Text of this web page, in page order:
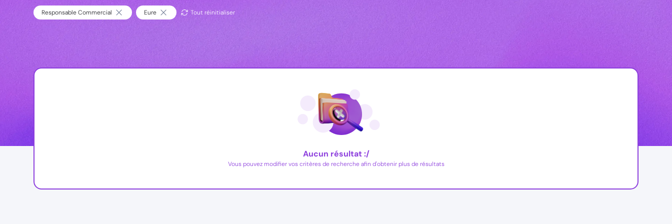
Responsable Commercial Eure Tout réinitialiser
Aucun résultat :/
Vous pouvez modifier vos critères de recherche afin d'obtenir plus de résultats